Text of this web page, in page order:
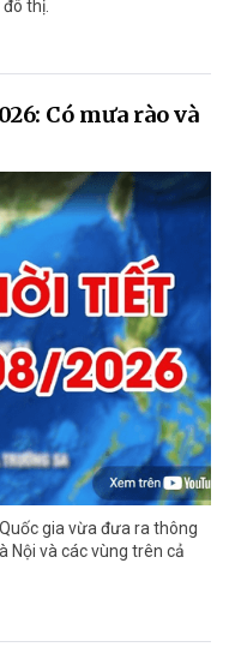
thị.
Có mưa rào và
gia vừa đưa ra thông
Nội và các vùng trên cả